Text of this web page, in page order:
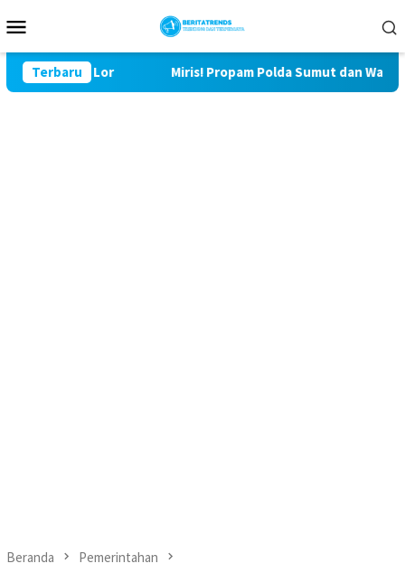
ke
Mobile
Terbaru
Bulu Lor Miris! Propam Polda Sumut dan Wasidik
Beranda Pemerintahan